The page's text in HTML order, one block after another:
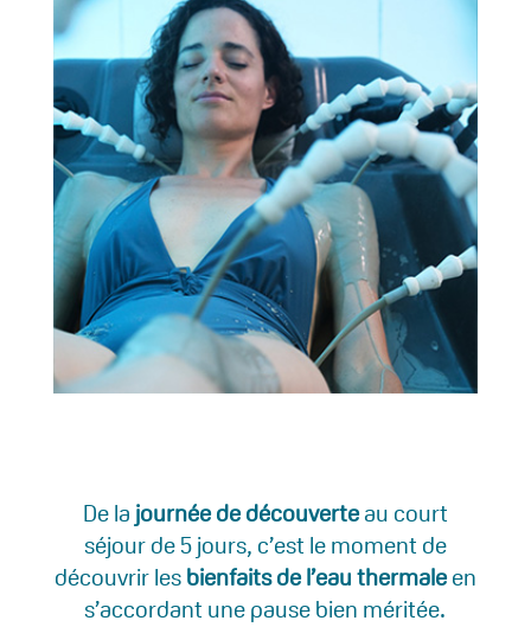
De la journée de découverteau court
séjour de 5 jours, c’est le moment de
découvrir lesbienfaits de l’eau thermaleen
s’accordant une pause bien méritée.